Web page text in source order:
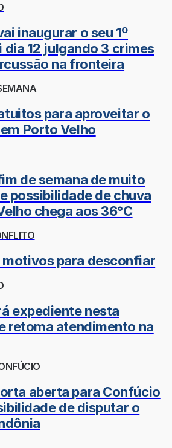
inaugurar o seu 1º
dia 12 julgando 3 crimes
na fronteira
para aproveitar o
Porto Velho
de semana de muito
possibilidade de chuva
chega aos 36°C
para desconfiar
expediente nesta
retoma atendimento na
aberta para Confúcio
de disputar o